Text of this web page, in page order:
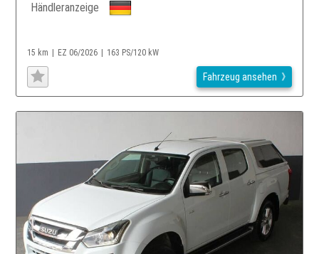
Händleranzeige
15 km EZ 06/2026 163 PS/120 kW
Fahrzeug ansehen